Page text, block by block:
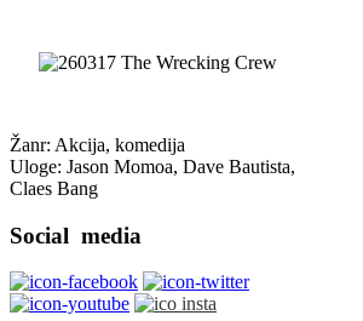
Žanr: Akcija, komedija
Uloge: Jason Momoa, Dave Bautista,
Claes Bang
Social media